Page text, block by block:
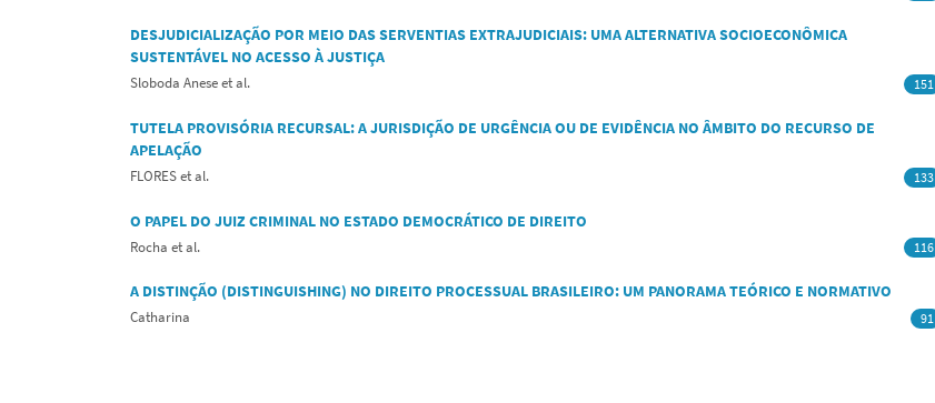
DESJUDICIALIZAÇÃO POR MEIO DAS SERVENTIAS EXTRAJUDICIAIS: UMA ALTERNATIVA SOCIOECONÔMICA
SUSTENTÁVEL NO ACESSO À JUSTIÇA
Sloboda Anese et al. 151
TUTELA PROVISÓRIA RECURSAL: A JURISDIÇÃO DE URGÊNCIA OU DE EVIDÊNCIA NO ÂMBITO DO RECURSO DE
APELAÇÃO
FLORES et al. 133
O PAPEL DO JUIZ CRIMINAL NO ESTADO DEMOCRÁTICO DE DIREITO
Rocha et al. 116
A DISTINÇÃO (DISTINGUISHING) NO DIREITO PROCESSUAL BRASILEIRO: UM PANORAMA TEÓRICO E NORMATIVO
Catharina 91